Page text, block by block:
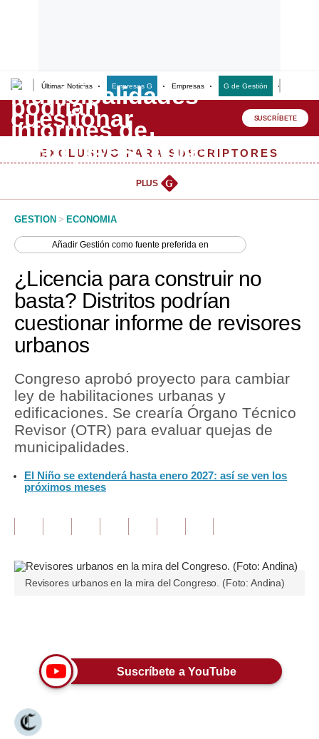
Últimas Noticias Empresas G Empresas G de Gestión
Lo último
Peru Quiosco
Management & Empleo
Perú
Política
Tu Dinero
Finanzas Personales
Inmobiliarias
Plus G
Editorial
Pregunta de hoy
Tendencias
Moda
Estilos
Mundo
SUSCRÍBETE
EXCLUSIVO PARA SUSCRIPTORES
PLUS G
GESTION > ECONOMIA
AñadirGestión como fuente preferida en
¿Licencia para construir no
basta? Distritos podrían
cuestionar informe de revisores
urbanos
Congreso aprobó proyecto para cambiar
ley de habilitaciones urbanas y
edificaciones. Se crearía Órgano Técnico
Revisor (OTR) para evaluar quejas de
municipalidades.
El Niño se extenderá hasta enero 2027: así se ven los
próximos meses
Revisores urbanos en la mira del Congreso. (Foto: Andina)
Suscríbete a YouTube